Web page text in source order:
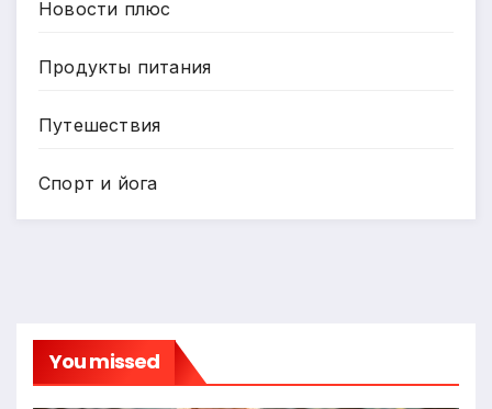
Новости плюс
Продукты питания
Путешествия
Спорт и йога
You missed